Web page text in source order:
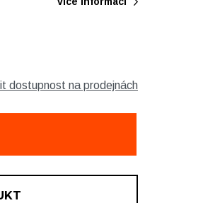
dostupnost na prodejnách